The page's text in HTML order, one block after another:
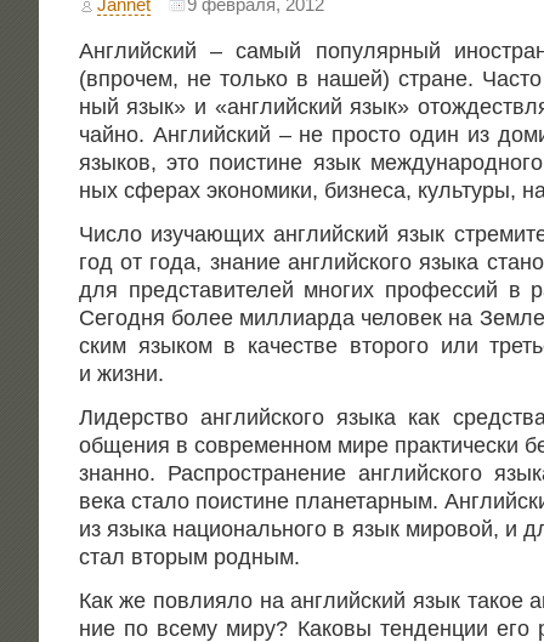
Англий­ский – самый попу­ляр­ный
(впро­чем, не толь­ко в нашей) стране.
ный язык» и «англий­ский язык»
чай­но. Англий­ский – не про­сто один из
язы­ков, это поис­ти­не язык
ных сфе­рах эко­но­ми­ки, биз­не­са, куль­ту­ры,
Чис­ло изу­ча­ю­щих англий­ский язык
год от года, зна­ние англий­ско­го язы­ка
для пред­ста­ви­те­лей мно­гих про­фес­сий в
Сего­дня более мил­лиарда чело­век на
ским язы­ком в каче­стве вто­ро­го или
и жизни.
Лидер­ство англий­ско­го язы­ка как
обще­ния в совре­мен­ном мире прак­ти­че­ски
знан­но. Рас­про­стра­не­ние англий­ско­го
века ста­ло поис­ти­не пла­не­тар­ным.
из язы­ка наци­о­наль­но­го в язык миро­вой, и
стал вто­рым родным.
Как же повли­я­ло на англий­ский язык такое
ние по все­му миру? Како­вы тен­ден­ции его